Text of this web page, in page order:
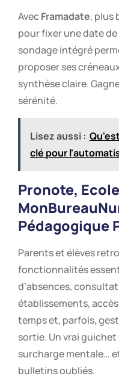
AvecFramadate, plus
pour fixer une date
sondage intégré
proposer ses
synthèse claire.
sérénité.
Lisez aussi :
clé pour
Pronote,
Pédagogique
Parents et élèves
fonctionnalités
d’absences,
établissements,
temps et, parfois,
sortie. Un vrai
surcharge mentale…
bulletins oubliés.